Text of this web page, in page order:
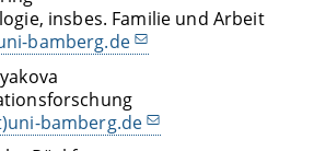
insbes. Familie und Arbeit
bamberg.de
bamberg.de